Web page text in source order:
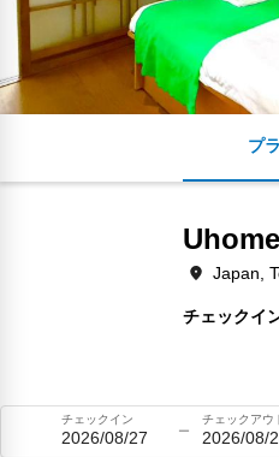
プ
Japan,
チェックイ
チェックイン
2026/08/27
チェックアウ
2026/08/